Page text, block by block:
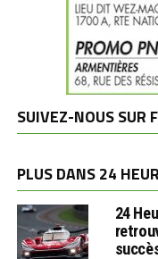
SUIVEZ-NOUS SUR
PLUS DANS 24
24